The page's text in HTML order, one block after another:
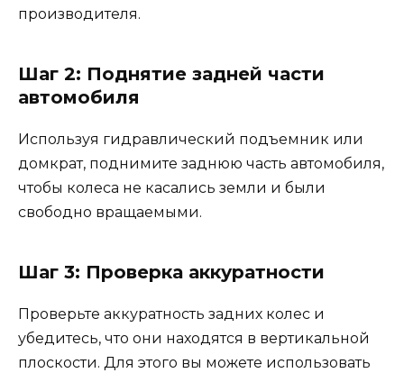
производителя.
Шаг 2: Поднятие задней части
автомобиля
Используя гидравлический подъемник или
домкрат, поднимите заднюю часть автомобиля,
чтобы колеса не касались земли и были
свободно вращаемыми.
Шаг 3: Проверка аккуратности
Проверьте аккуратность задних колес и
убедитесь, что они находятся в вертикальной
плоскости. Для этого вы можете использовать